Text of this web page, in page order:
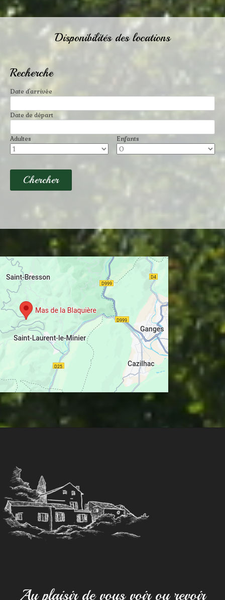
Disponibilités des locations
Recherche
Date d'arrivée
Date de départ
Adultes Enfants
Au plaisir de vous voir ou revoir